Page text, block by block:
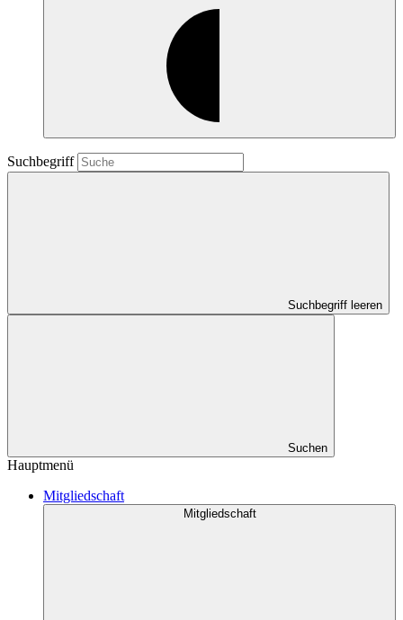
Suchbegriff
Suchbegriff leeren
Suchen
Hauptmenü
Mitgliedschaft
Mitgliedschaft